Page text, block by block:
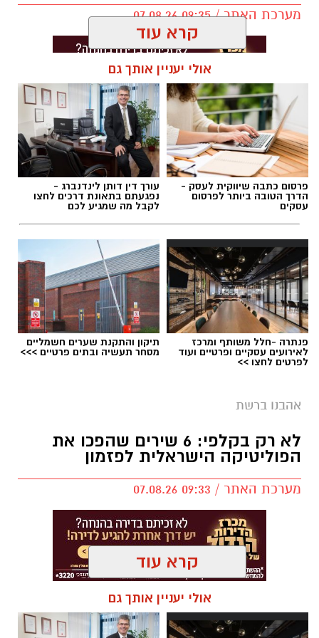
מערכת האתר / 09:35 07.08.26
תגים: בוי ג'ורג'
בוי ג'ורג' השיר החדש שתומך בישראל הקשיבו
למילים וצפו בקלפי הרשמי
בוי ג'ורג' השיר החדש שתומך בישראל הקשיבו
George מעורר סערה בינלאומית בעקבות שיר
חדש בשם "We Will Dance Again"
("עוד
נרקוד"), שבו הוא מביע תמיכה בישראל ובקורבנות
השראה מהאירועים הקשים שהתרחשו בפסטיבל
הנובה ומהפגיעה באלפי אזרחים ישראלים.
סערה בעולם המוזיקה: הכוכב הבריטי הוותיק יצא
בגלוי לצד ישראל – והשיר החדש מסעיר את
הרשת
קרא עוד
אולי יעניין אותך גם
פרסום כתבה שיווקית לעסק -
הדרך הטובה ביותר לפרסום
עסקים
עורך דין דותן לינדנברג -
נפגעתם בתאונת דרכים לחצו
לקבל מה שמגיע לכם
פנתרה -חלל משותף ומרכז
לאירועים עסקיים ופרטיים ועוד
לפרטים לחצו >>
תיקון והתקנת שערים חשמליים
מסחר תעשיה ובתים פרטיים >>>
אהבנו ברשת
לא רק בקלפי: 6 שירים שהפכו את
הפוליטיקה הישראלית לפזמון
מערכת האתר / 09:33 07.08.26
טקסט פוליטי, שירים פוליטיים
חברתית
קרא עוד
אולי יעניין אותך גם